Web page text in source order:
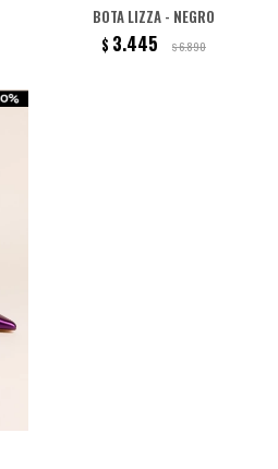
BOTA LIZZA - NEGRO
$ 3.445 $6.890